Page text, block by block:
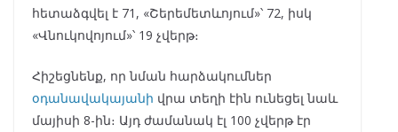
հետաձգվել է 71, «Շերեմետևոյում»՝ 72, իսկ
«Վնուկովոյում»՝ 19 չվերթ։
Հիշեցնենք, որ նման հարձակումներ
օդանավակայանի վրա տեղի էին ունեցել նաև
մայիսի 8-ին։ Այդ ժամանակ էլ 100 չվերթ էր